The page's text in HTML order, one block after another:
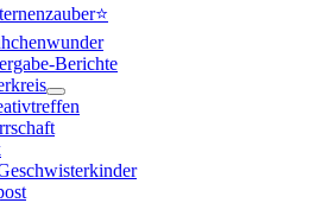
Berichte